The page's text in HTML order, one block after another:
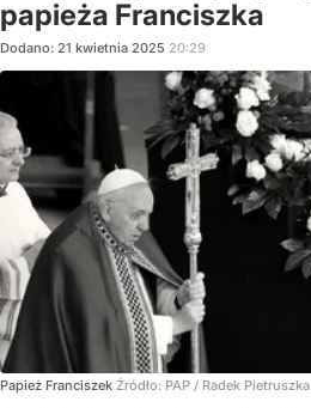
papieża Franciszka
Dodano: 21 kwietnia 2025 20:29
Papież Franciszek Źródło: PAP / Radek Pietruszka